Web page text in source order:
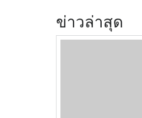
ข่าวล่าสุด